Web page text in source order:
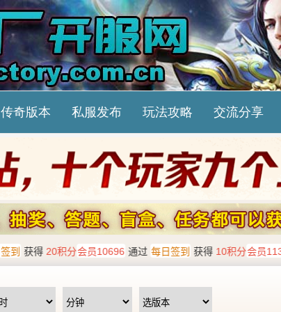
传奇版本 私服发布 玩法攻略 交流分享